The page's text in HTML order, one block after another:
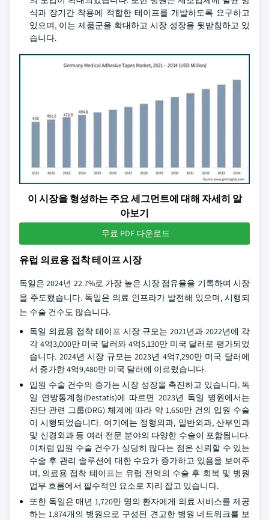
식과 장기간 착용에 적합한 테이프를 개발하도록 요구하고
있으며, 이는 제품군을 확대하고 시장 성장을 뒷받침하고 있
습니다.
이 시장을 형성하는 주요 세그먼트에 대해 자세히 알
아보기
무료 PDF 다운로드
유럽 의료용 접착 테이프 시장
독일은 2024년 22.7%로 가장 높은 시장 점유율을 기록하며 시장
을 주도했습니다. 독일은 의료 인프라가 발전해 있으며, 시행되
는 수술 건수도 많습니다.
독일 의료용 접착 테이프 시장 규모는 2021년과 2022년에 각
각 4억3,000만 미국 달러와 4억5,130만 미국 달러로 평가되었
습니다. 2024년 시장 규모는 2023년 4억7,290만 미국 달러에
서 증가한 4억9,480만 미국 달러에 이르렀습니다.
입원 수술 건수의 증가는 시장 성장을 촉진하고 있습니다. 독
일 연방통계청(Destatis)에 따르면 2023년 독일 병원에서는
진단 관련 그룹(DRG) 체계에 따라 약 1,650만 건의 입원 수술
이 시행되었습니다. 여기에는 정형외과, 일반외과, 산부인과
및 신경외과 등 여러 전문 분야의 다양한 수술이 포함됩니다.
이처럼 입원 수술 건수가 상당히 많다는 점은 신뢰할 수 있는
수술 후 관리 솔루션에 대한 수요가 증가하고 있음을 보여주
며, 의료용 접착 테이프는 유럽 전역의 수술 후 회복 및 병원
업무 흐름에서 필수적인 요소로 자리 잡고 있습니다.
또한 독일은 매년 1,720만 명의 환자에게 의료 서비스를 제공
하는 1,874개의 병원으로 구성된 견고한 병원 네트워크를 보